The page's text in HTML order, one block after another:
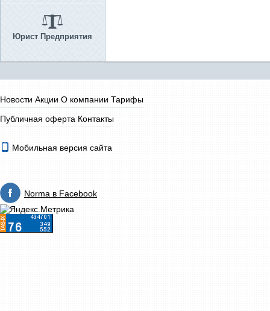
Юрист Предприятия
Новости Акции О компании Тарифы
Публичная оферта Контакты
Мобильная версия сайта
Norma в Facebook